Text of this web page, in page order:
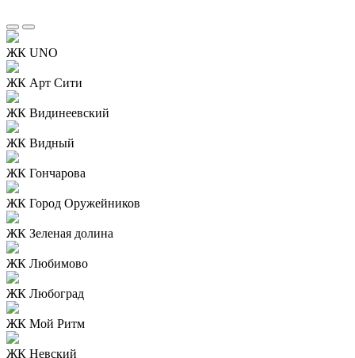
ЖК UNO
ЖК Арт Сити
ЖК Видинеевский
ЖК Видный
ЖК Гончарова
ЖК Город Оружейников
ЖК Зеленая долина
ЖК Любимово
ЖК Любоград
ЖК Мой Ритм
ЖК Невский